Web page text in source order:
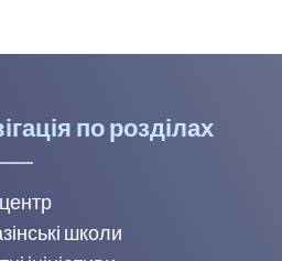
по розділах
школи